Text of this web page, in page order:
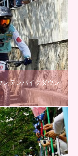
テンバイクダウン